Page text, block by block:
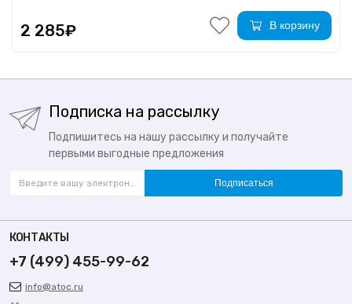
2 285₽ В корзину
Подписка на рассылку
Подпишитесь на нашу рассылку и получайте
первыми выгодные предложения
Подписаться
КОНТАКТЫ
+7 (499) 455-99-62
info@atoc.ru